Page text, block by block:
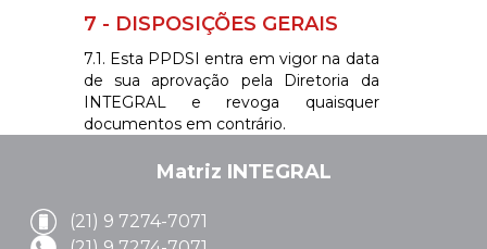
7 - DISPOSIÇÕES GERAIS
7.1. Esta PPDSI entra em vigor na data
de sua aprovação pela Diretoria da
INTEGRAL
e revoga quaisquer
documentos em contrário.
Matriz INTEGRAL
(21) 9 7274-7071